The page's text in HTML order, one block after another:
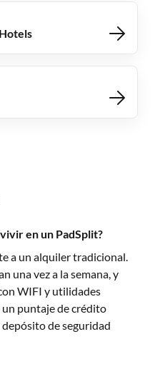
en un PadSplit?
a un alquiler tradicional.
una vez a la semana, y
WIFI y utilidades
puntaje de crédito
de seguridad